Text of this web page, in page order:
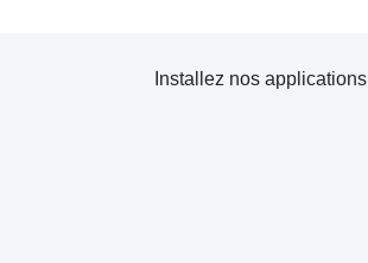
Installez nos applications